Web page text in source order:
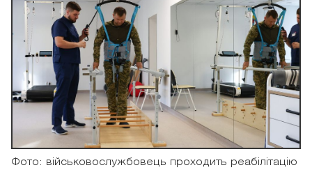
Фото: військовослужбовець проходить реабілітацію